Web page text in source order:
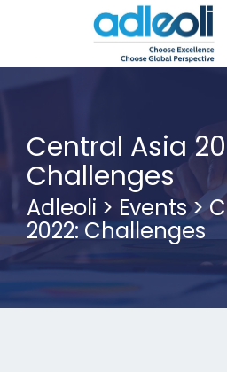
Central Asia
Challenges
Adleoli > Events>
2022: Challenges